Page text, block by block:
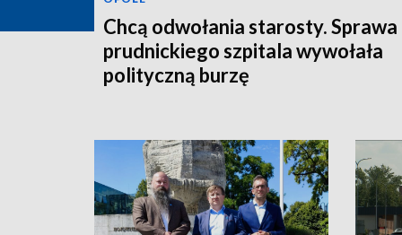
Chcą odwołania starosty. Sprawa
prudnickiego szpitala wywołała
polityczną burzę